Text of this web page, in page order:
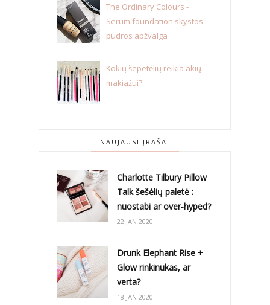
The Ordinary Colours -
Serum foundation skystos
pudros apžvalga
Kokių šepetėlių reikia akių
makiažui?
NAUJAUSI ĮRAŠAI
Charlotte Tilbury Pillow
Talk šešėlių paletė :
nuostabi ar over-hyped?
22 JAN 2020
Drunk Elephant Rise +
Glow rinkinukas, ar
verta?
18 JAN 2020